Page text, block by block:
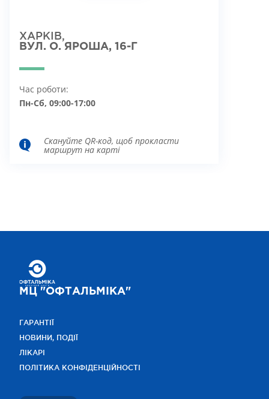
ХАРКІВ,
ВУЛ. О. ЯРОША, 16-Г
Час роботи:
Пн-Сб, 09:00-17:00
Скануйте QR-код, щоб прокласти
маршрут на карті
МЦ "ОФТАЛЬМІКА"
ГАРАНТІЇ
НОВИНИ, ПОДІЇ
ЛІКАРІ
ПОЛІТИКА КОНФІДЕНЦІЙНОСТІ